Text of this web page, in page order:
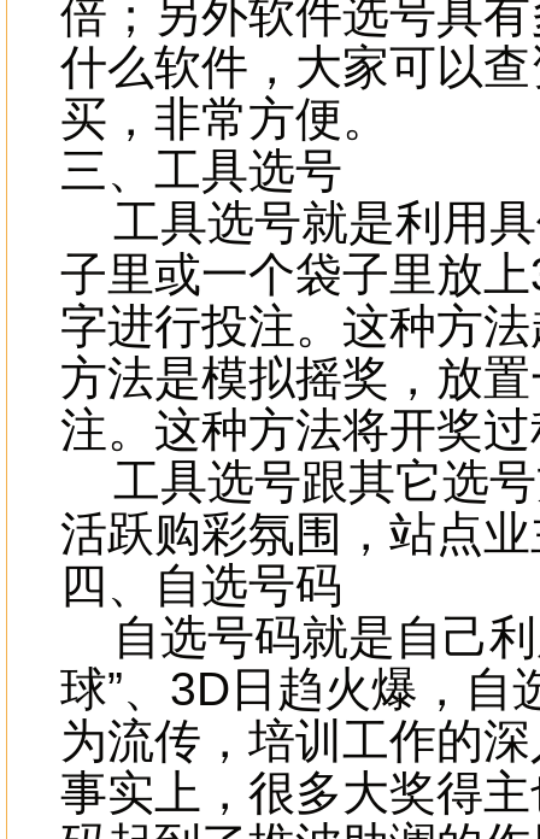
倍；另外软件选号具
什么软件，大家可以
买，非常方便。
三、工具选号
工具选号就是利用具
子里或一个袋子里放
字进行投注。这种方
方法是模拟摇奖，放
注。这种方法将开奖
工具选号跟其它选号
活跃购彩氛围，站点
四、自选号码
自选号码就是自己利
球”、3D日趋火爆，
为流传，培训工作的
事实上，很多大奖得